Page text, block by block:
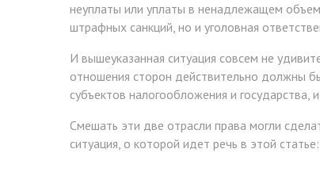
неуплаты или уплаты в ненадлежащем
штрафных санкций, но и уголовная
И вышеуказанная ситуация совсем не
отношения сторон действительно должны
субъектов налогообложения и
Смешать эти две отрасли права могли
ситуация, о которой идет речь в этой